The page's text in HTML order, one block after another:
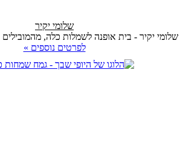
שלומי יקיר
שלומי יקיר - בית אופנה לשמלות כלה,
לפרטים נוספים »